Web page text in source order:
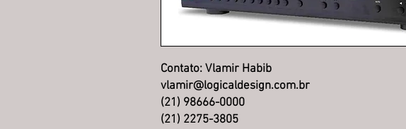
Contato: Vlamir Habib
vlamir@logicaldesign.com.br
(21) 98666-0000
(21) 2275-3805